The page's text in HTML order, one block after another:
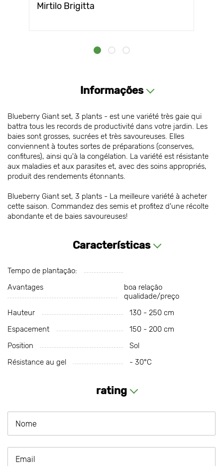
Mirtilo Brigitta
Informações
Blueberry Giant set, 3 plants - est une variété très gaie qui
battra tous les records de productivité dans votre jardin. Les
baies sont grosses, sucrées et très savoureuses. Elles
conviennent à toutes sortes de préparations (conserves,
confitures), ainsi qu'à la congélation. La variété est résistante
aux maladies et aux parasites et, avec des soins appropriés,
produit des rendements étonnants.
Blueberry Giant set, 3 plants - La meilleure variété à acheter
cette saison. Commandez des semis et profitez d'une récolte
abondante et de baies savoureuses!
Características
Tempo de plantação:
Avantages
boa relação
qualidade/preço
Hauteur
130 - 250 cm
Espacement
150 - 200 cm
Position
Sol
Résistance au gel
- 30°С
rating